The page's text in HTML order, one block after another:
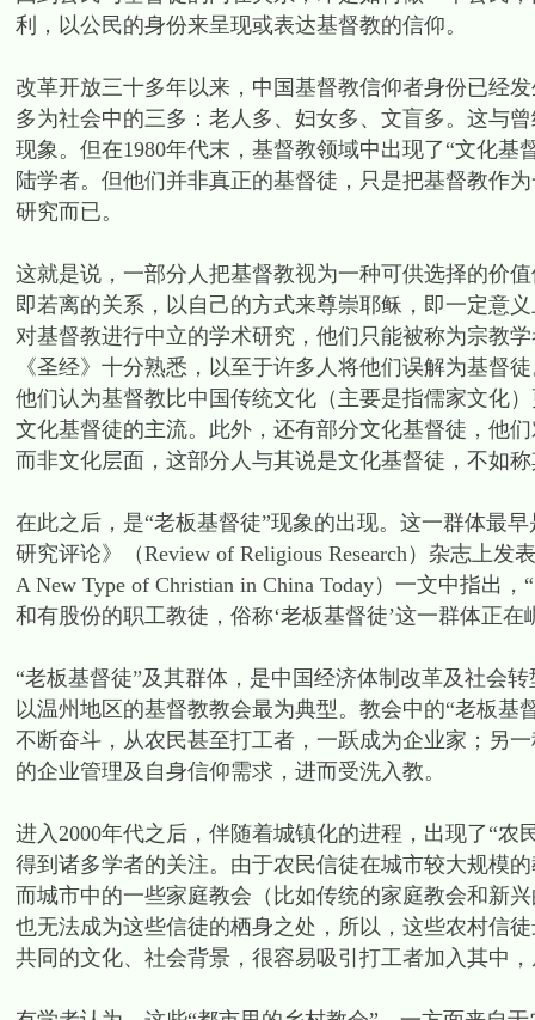
利，以公民的身份来呈现或表达基督教的信仰。
改革开放三十多年以来，中国基督教信仰者身份已经
多为社会中的三多：老人多、妇女多、文盲多。这
现象。但在1980年代末，基督教领域中出现了“文化
陆学者。但他们并非真正的基督徒，只是把基督教作
研究而已。
这就是说，一部分人把基督教视为一种可供选择的价
即若离的关系，以自己的方式来尊崇耶稣，即一定意
对基督教进行中立的学术研究，他们只能被称为宗教
《圣经》十分熟悉，以至于许多人将他们误解为基督
他们认为基督教比中国传统文化（主要是指儒家文化
文化基督徒的主流。此外，还有部分文化基督徒，他
而非文化层面，这部分人与其说是文化基督徒，不如
在此之后，是“老板基督徒”现象的出现。这一群体最
研究评论》（Review of Religious Research）杂志上
A New Type of Christian in China Today）一文中指出
和有股份的职工教徒，俗称‘老板基督徒’这一群体正在
“老板基督徒”及其群体，是中国经济体制改革及社会
以温州地区的基督教教会最为典型。教会中的“老板
不断奋斗，从农民甚至打工者，一跃成为企业家；另
的企业管理及自身信仰需求，进而受洗入教。
进入2000年代之后，伴随着城镇化的进程，出现了“
得到诸多学者的关注。由于农民信徒在城市较大规模
而城市中的一些家庭教会（比如传统的家庭教会和新
也无法成为这些信徒的栖身之处，所以，这些农村信
共同的文化、社会背景，很容易吸引打工者加入其中